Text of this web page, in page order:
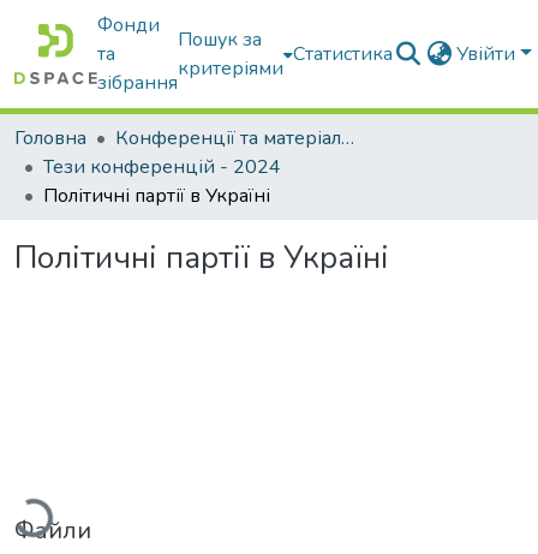
Фонди
та
зібрання
Пошук за
критеріями
Статистика Увійти
Головна
Конференції та матеріали конференцій
Тези конференцій - 2024
Політичні партії в Україні
Політичні партії в Україні
Файли